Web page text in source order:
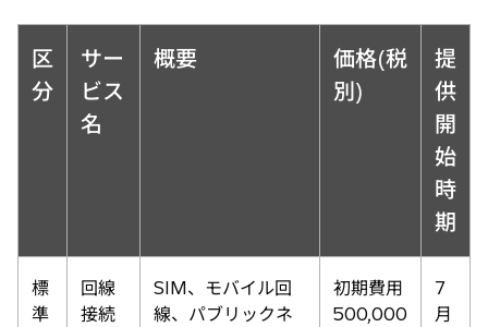
区
分
サー
ビス
名
概要
価格(税
別)
提
供
開
始
時
期
標
準
回線
接続
SIM、モバイル回
線、パブリックネ
初期費用
500,000
7
月